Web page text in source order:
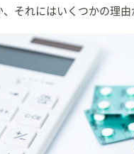
それにはいくつかの理由